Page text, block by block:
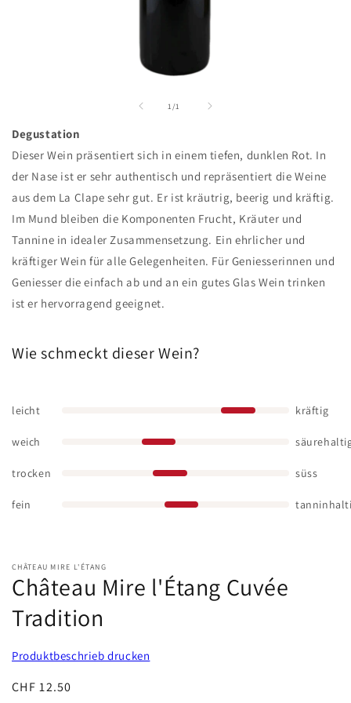
öffnen
1 /
von1
Degustation
Dieser Wein präsentiert sich in einem tiefen, dunklen Rot. In
der Nase ist er sehr authentisch und repräsentiert die Weine
aus dem La Clape sehr gut. Er ist kräutrig, beerig und kräftig.
Im Mund bleiben die Komponenten Frucht, Kräuter und
Tannine in idealer Zusammensetzung. Ein ehrlicher und
kräftiger Wein für alle Gelegenheiten. Für Geniesserinnen und
Geniesser die einfach ab und an ein gutes Glas Wein trinken
ist er hervorragend geeignet.
Wie schmeckt dieser Wein?
leicht kräftig
weich
trocken süss
fein
CHÂTEAU MIRE L'ÉTANG
Château Mire l'Étang Cuvée
Tradition
Produktbeschrieb drucken
Normaler
CHF 12.50